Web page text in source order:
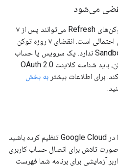
می‌شود
اگر شناسه کلاینت تأیید نشود، توکن‌های Refresh می‌توانند پس از ۷
روز از کار بیفتند. این یکی از دلایل احتمالی است. انقضای ۷ روزه توکن
ربطی به تأییدیه‌های تجاری یا Sandbox ندارد. یک سرویس یا حساب
کاربری برای افزایش طول عمر توکن، باید شناسه کلاینت OAuth 2.0
برای اطلاعات بیشتر به بخش
خود را در Google Cloud تنظیم کرده باشید
صورت تلاش برای اتصال حساب کاربری
آزمایشی برای برنامه شما فهرست